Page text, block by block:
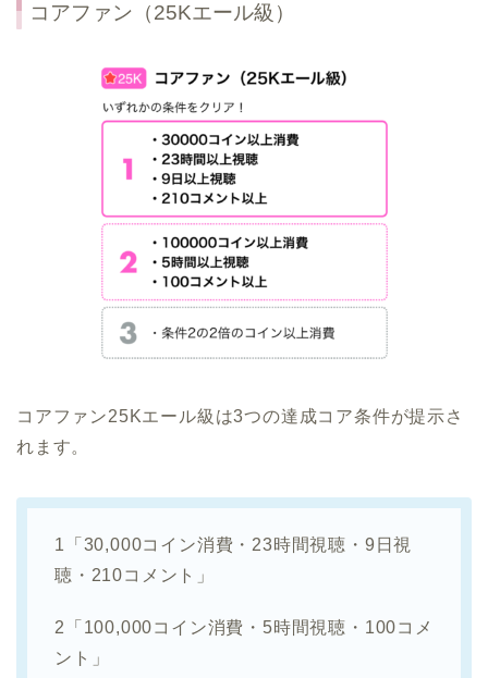
コアファン（25Kエール級）
コアファン25Kエール級は3つの達成コア条件が提示さ
れます。
1「30,000コイン消費・23時間視聴・9日視
聴・210コメント」
2「100,000コイン消費・5時間視聴・100コメ
ント」